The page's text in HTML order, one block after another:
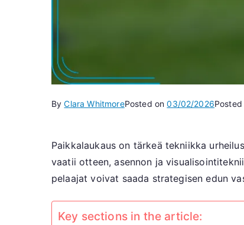
ByClara WhitmorePosted on03/02/2026Posted
Paikkalaukaus on tärkeä tekniikka
vaatii otteen, asennon ja
pelaajat voivat saada strategisen edun
Key sections in the article: